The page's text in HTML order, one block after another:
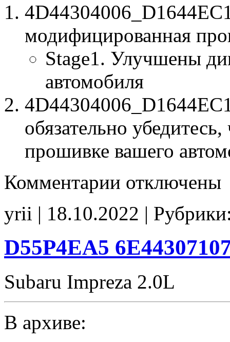
модифицированная
Stage1. Улучшены
автомобиля
обязательно
прошивке вашего
Комментарии записи
Stage1
noCHK
отключены
yrii | 18.10.2022 |
D55P4EA5
Subaru Impreza 2.0L
В архиве: